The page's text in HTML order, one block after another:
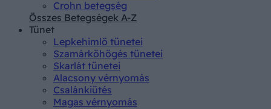
Crohn betegség
Összes Betegségek A-Z
Tünet
Lepkehimlő tünetei
Szamárköhögés tünetei
Skarlát tünetei
Alacsony vérnyomás
Csalánkiütés
Magas vérnyomás